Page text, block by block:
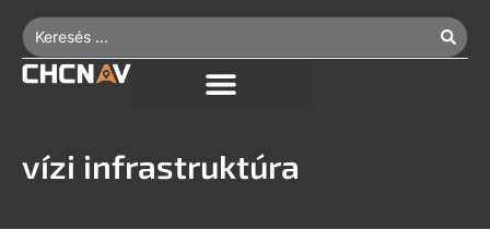
vízi infrastruktúra